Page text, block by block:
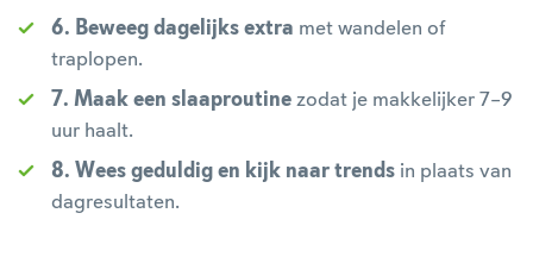
6. Beweeg dagelijks extra met wandelen of
traplopen.
7. Maak een slaaproutine zodat je makkelijker 7–9
uur haalt.
8. Wees geduldig en kijk naar trends in plaats van
dagresultaten.